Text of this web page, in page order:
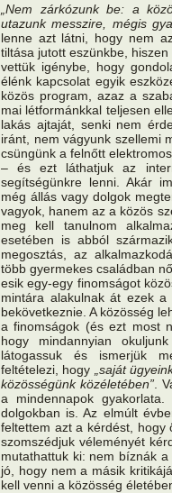
„Nem zárkózunk be: a
utazunk messzire, mégis
lenne azt látni, hogy nem
tiltása jutott eszünkbe,
vettük igénybe, hogy
élénk kapcsolat egyik
közös program, azaz a
mai létformánkkal teljesen
lakás ajtaját, senki nem
iránt, nem vágyunk szellemi
csüngünk a felnőtt
– és ezt láthatjuk az
segítségünkre lenni. Akár
még állás vagy dolgok
vagyok, hanem az a közös
meg kell tanulnom
esetében is abból
megosztás, az
több gyermekes családban
esik egy-egy finomságot
mintára alakulnak át ezek
bekövetkeznie. A közösség
a finomságok (és ezt most
hogy mindannyian
látogassuk és ismerjük
feltételezi, hogy
„saját
közösségünk közéletében”.
a mindennapok
dolgokban is. Az elmúlt
feltettem azt a kérdést, hogy
szomszédjuk véleményét
mutathattuk ki: nem bíznák
jó, hogy nem a másik
kell venni a közösség